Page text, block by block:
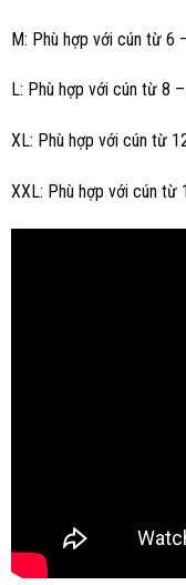
M: Phù hợp với cún từ 6
L: Phù hợp với cún từ 8
XL: Phù hợp với cún từ
XXL: Phù hợp với cún từ